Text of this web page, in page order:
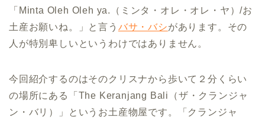
「Minta Oleh Oleh ya.（ミンタ・オレ・オレ・ヤ）/お
土産お願いね。」と言う バサ・バシがあります。その
人が特別卑しいというわけではありません。
今回紹介するのはそのクリスナから歩いて２分くらい
の場所にある「The Keranjang Bali（ザ・クランジャ
ン・バリ）」というお土産物屋です。「クランジャ